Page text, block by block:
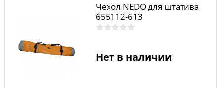
Чехол NEDO для штатива
655112-613
Нет в наличии